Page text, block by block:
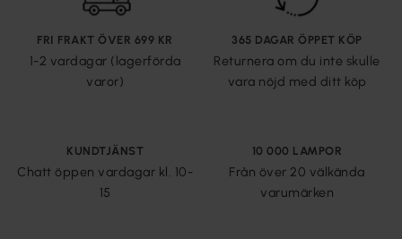
FRI FRAKT ÖVER 699 KR
1-2 vardagar (lagerförda
varor)
365 DAGAR ÖPPET KÖP
Returnera om du inte skulle
vara nöjd med ditt köp
KUNDTJÄNST
Chatt öppen vardagar kl. 10-
15
10 000 LAMPOR
Från över 20 välkända
varumärken